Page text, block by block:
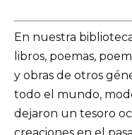
En nuestra
libros, poemas,
y obras de otros
todo el mundo,
dejaron un tesoro